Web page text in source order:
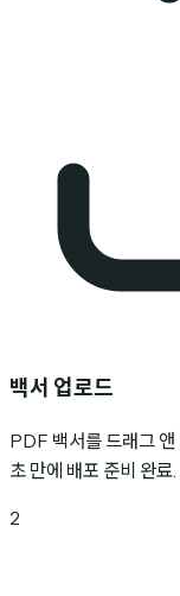
백서 업로드
PDF 백서를 드래그
초 만에 배포 준비 완료.
2